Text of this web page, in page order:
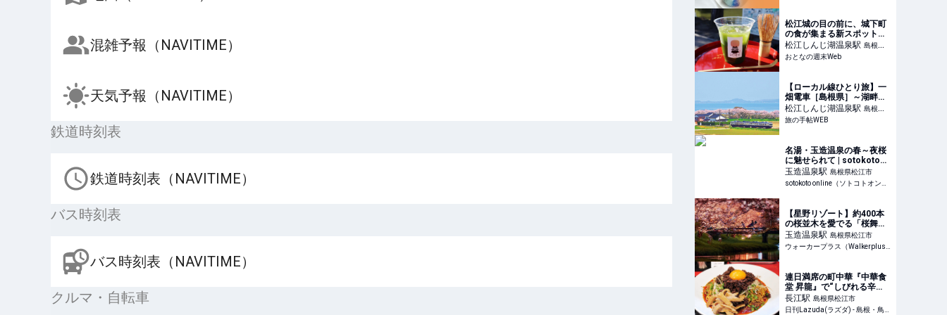
混雑予報（NAVITIME）
天気予報（NAVITIME）
鉄道時刻表
鉄道時刻表（NAVITIME）
バス時刻表
バス時刻表（NAVITIME）
クルマ・自転車
松江城の目の前に、城下町
の食が集まる新スポット。
「OTEMAE MATSUE」が
堀川遊覧船乗り場でグラン
ドオープン
松江しんじ湖温泉駅 島根県
松江市
おとなの週末Web
【ローカル線ひとり旅】一
畑電車［島根県］～湖畔か
ら大社へ 急がず、土地の風
景とともに進む「ばたで
ん」｜旅の手帖WEB
松江しんじ湖温泉駅 島根県
松江市
旅の手帖WEB
名湯・玉造温泉の春～夜桜
に魅せられて | sotokoto
online（ソトコトオンライ
ン）
玉造温泉駅 島根県松江市
sotokoto online（ソトコトオンライン）
【星野リゾート】約400本
の桜並木を愛でる「桜舞う
たまゆら滞在」開催。新登
場の「夜桜日本酒BAR」で
桜名所を独り占め｜ウォー
玉造温泉駅 島根県松江市
ウォーカープラス（Walkerplus）
連日満席の町中華『中華食
堂 昇龍』で“しびれる辛
さ”がクセになる「麻辣まぜ
そば」を-松江市鹿島町 –
長江駅 島根県松江市
日刊Lazuda(ラズダ) - 島根・鳥取を知る、見る、食べる、遊ぶ、暮らすWebマガジン